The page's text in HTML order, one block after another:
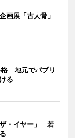
画展「古人骨」
格 地元でパブリ
る
ザ・イヤー」 若